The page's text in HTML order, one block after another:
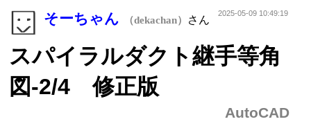
そーちゃん （dekachan） さん
2025-05-09 10:49:19
スパイラルダクト継手等角
図-2/4 修正版
AutoCAD